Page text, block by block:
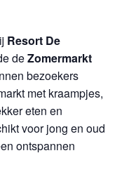
Resort De
deZomermarkt
bezoekers
met kraampjes,
eten en
voor jong en oud
ontspannen